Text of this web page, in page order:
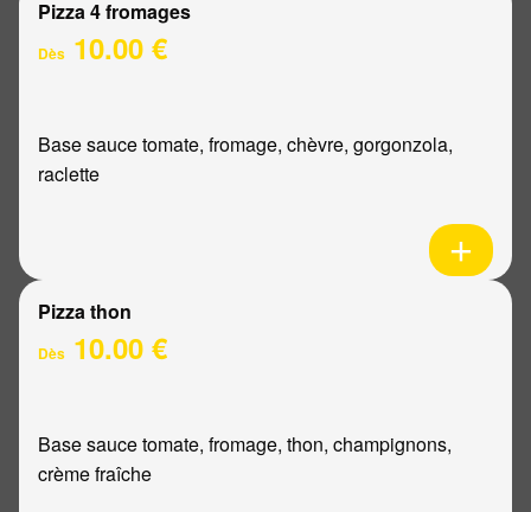
Pizza 4 fromages
Dès 10.00 €
Base sauce tomate, fromage, chèvre, gorgonzola,
raclette
Pizza thon
Dès 10.00 €
Base sauce tomate, fromage, thon, champignons,
crème fraîche